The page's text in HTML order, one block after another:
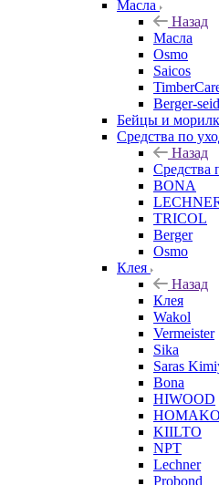
Масла
Назад
Масла
Osmo
Saicos
Berger-
Бейцы и
Средства по
Назад
Средства
BONA
TRICOL
Berger
Osmo
Клея
Назад
Клея
Wakol
Vermeister
Sika
Saras
Bona
HIWOOD
KIILTO
NPT
Lechner
Probond